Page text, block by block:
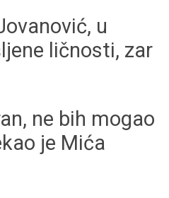
u
ličnosti, zar
ne bih mogao
je Mića